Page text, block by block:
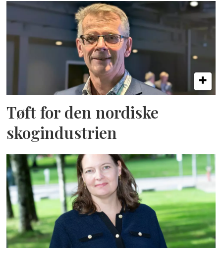
Tøft for den nordiske
skogindustrien